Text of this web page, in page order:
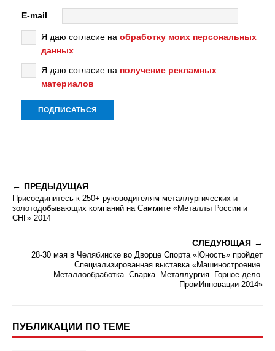
E-mail
Я даю согласие на обработку моих персональных
данных
Я даю согласие на получение рекламных
материалов
ПРЕДЫДУЩАЯ
Присоединитесь к 250+ руководителям металлургических и
золотодобывающих компаний на Саммите «Металлы России и
СНГ» 2014
СЛЕДУЮЩАЯ
28-30 мая в Челябинске во Дворце Спорта «Юность» пройдет
Специализированная выставка «Машиностроение.
Металлообработка. Сварка. Металлургия. Горное дело.
ПромИнновации-2014»
ПУБЛИКАЦИИ ПО ТЕМЕ